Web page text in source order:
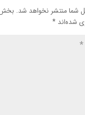
شما منتشر نخواهد شد.
شده‌اند *